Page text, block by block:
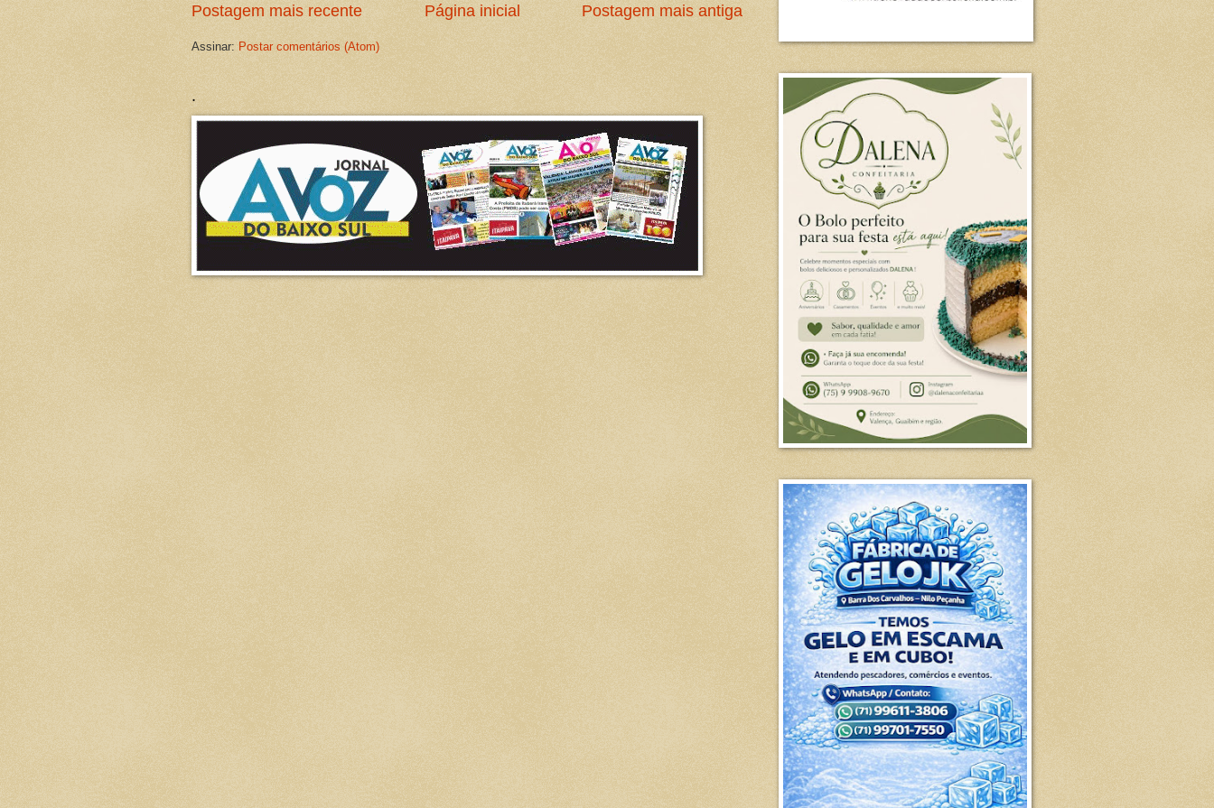
Postagem mais recente Postagem mais antiga
Página inicial
Assinar: Postar comentários (Atom)
.